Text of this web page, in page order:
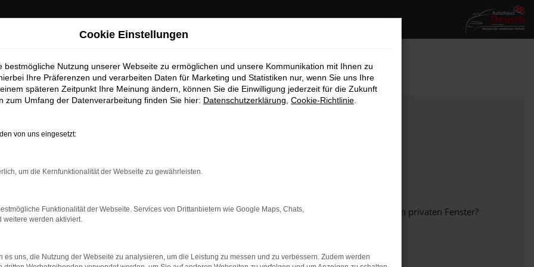
bestimmter Seiten verhindern. Funktioniert die Seite in einem anderen Browser oder in einem privaten Fenster?
auf dem neuesten Stand sind.
Cookie Einstellungen
bestmögliche Nutzung unserer Webseite zu ermöglichen und unsere Kommunikation mit Ihnen zu
Ihre Präferenzen und verarbeiten Daten für Marketing und Statistiken nur, wenn Sie uns Ihre
späteren Zeitpunkt Ihre Meinung ändern, können Sie die Einwilligung jederzeit für die Zukunft
zum Umfang der Datenverarbeitung finden Sie hier: Datenschutzerklärung Cookie-Richtlinie
von uns eingesetzt:
um die Kernfunktionalität der Webseite zu gewährleisten.
Funktionalität der Webseite. Services von Drittanbietern wie Google Maps, Chats,
weitere werden aktiviert.
es uns, die Nutzung der Webseite zu analysieren, um die Leistung zu messen und zu verbessern. Zudem werden